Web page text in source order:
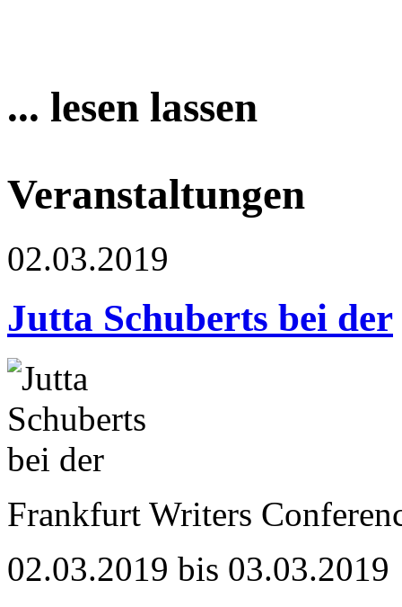
... lesen lassen
Veranstaltungen
02.03.2019
Jutta Schuberts bei der
Frankfurt Writers
02.03.2019 bis 03.03.2019